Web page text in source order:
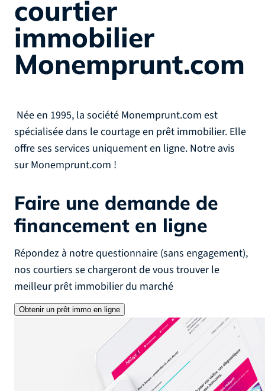
courtier
immobilier
Monemprunt.com
Née en 1995, la société Monemprunt.com est
spécialisée dans le courtage en prêt immobilier. Elle
offre ses services uniquement en ligne. Notre avis
sur Monemprunt.com !
Faire une demande de
financement en ligne
Répondez à notre questionnaire (sans engagement),
nos courtiers se chargeront de vous trouver le
meilleur prêt immobilier du marché
Obtenir un prêt immo en ligne